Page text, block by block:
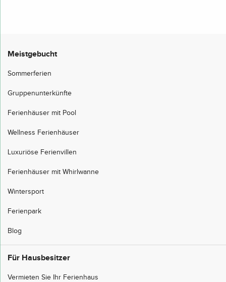
Meistgebucht
Sommerferien
Gruppenunterkünfte
Ferienhäuser mit Pool
Wellness Ferienhäuser
Luxuriöse Ferienvillen
Ferienhäuser mit Whirlwanne
Wintersport
Ferienpark
Blog
Für Hausbesitzer
Vermieten Sie Ihr Ferienhaus